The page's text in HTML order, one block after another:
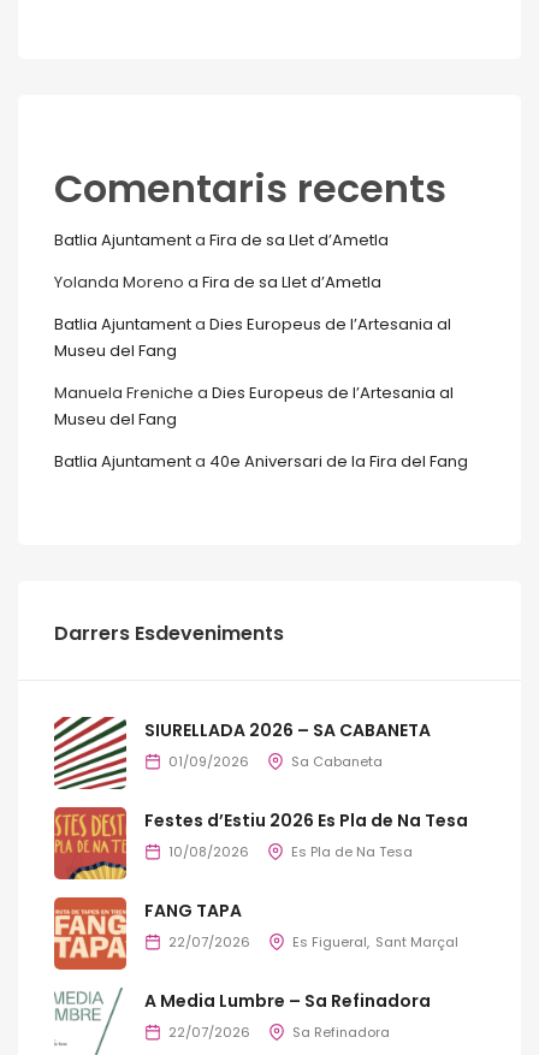
Comentaris recents
Batlia Ajuntamenta Fira de sa Llet d’Ametla
Yolanda Moreno a Fira de sa Llet d’Ametla
Batlia Ajuntamenta Dies Europeus de l’Artesania al
Museu del Fang
Manuela Freniche a Dies Europeus de l’Artesania al
Museu del Fang
Batlia Ajuntamenta 40e Aniversari de la Fira del Fang
Darrers Esdeveniments
SIURELLADA 2026 – SA CABANETA
01/09/2026 Sa Cabaneta
Festes d’Estiu 2026 Es Pla de Na Tesa
10/08/2026 Es Pla de Na Tesa
FANG TAPA
22/07/2026 Es Figueral Sant Marçal
A Media Lumbre – Sa Refinadora
22/07/2026 Sa Refinadora